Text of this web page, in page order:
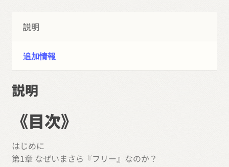
の
果
て
た
説明
追加情報
説明
《目次》
はじめに
第1章 なぜいまさら『フリー』なのか？